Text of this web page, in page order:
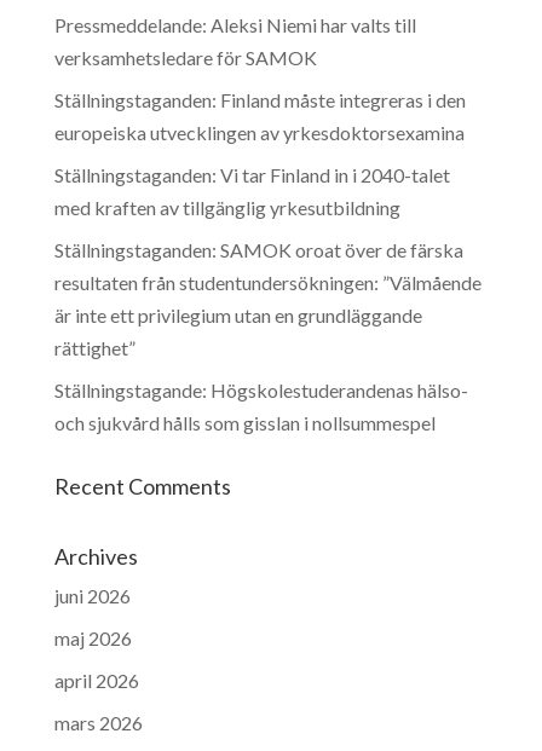
Pressmeddelande: Aleksi Niemi har valts till
verksamhetsledare för SAMOK
Ställningstaganden: Finland måste integreras i den
europeiska utvecklingen av yrkesdoktorsexamina
Ställningstaganden: Vi tar Finland in i 2040-talet
med kraften av tillgänglig yrkesutbildning
Ställningstaganden: SAMOK oroat över de färska
resultaten från studentundersökningen: ”Välmående
är inte ett privilegium utan en grundläggande
rättighet”
Ställningstagande: Högskolestuderandenas hälso-
och sjukvård hålls som gisslan i nollsummespel
Recent Comments
Archives
juni 2026
maj 2026
april 2026
mars 2026